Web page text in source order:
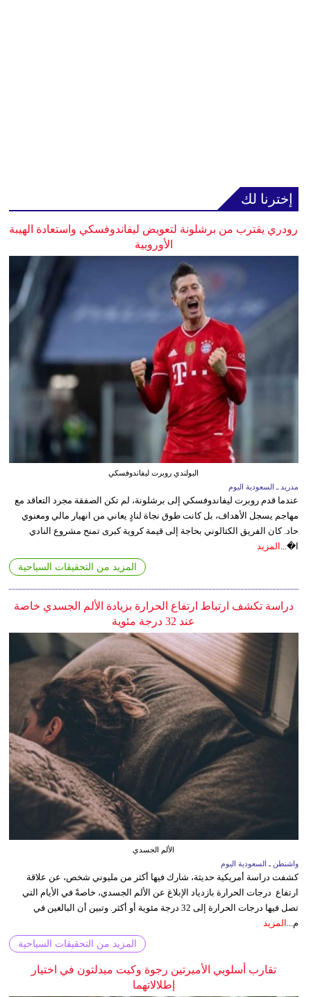
إخترنا لك
رودري يقترب من برشلونة لتعويض ليفاندوفسكي واستعادة الهيبة
الأوروبية
البولندي روبرت ليفاندوفسكي
مدريد ـ السعودية اليوم
عندما قدم روبرت ليفاندوفسكي إلى برشلونة، لم تكن الصفقة مجرد التعاقد مع
مهاجم يسجل الأهداف، بل كانت طوق نجاة لنادٍ يعاني من انهيار مالي ومعنوي
حاد. كان الفريق الكتالوني بحاجة إلى قيمة كروية كبرى تمنح مشروع النادي
ا�... المزيد
المزيد من التحقيقات السياحية
دراسة تكشف ارتباط ارتفاع الحرارة بزيادة الألم الجسدي خاصة
عند 32 درجة مئوية
الألم الجسدي
واشنطن ـ السعودية اليوم
كشفت دراسة أمريكية حديثة، شارك فيها أكثر من مليوني شخص، عن علاقة
ارتفاع درجات الحرارة بازدياد الإبلاغ عن الألم الجسدي، خاصةً في الأيام التي
تصل فيها درجات الحرارة إلى 32 درجة مئوية أو أكثر. وتبين أن البالغين في
م...
المزيد
المزيد من التحقيقات السياحية
تقارب أسلوبي الأميرتين رجوة وكيت ميدلتون في اختيار
إطلالاتهما